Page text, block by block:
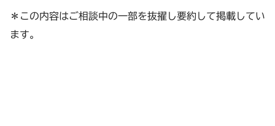
＊この内容はご相談中の一部を抜擢し要約して掲載してい
ます。